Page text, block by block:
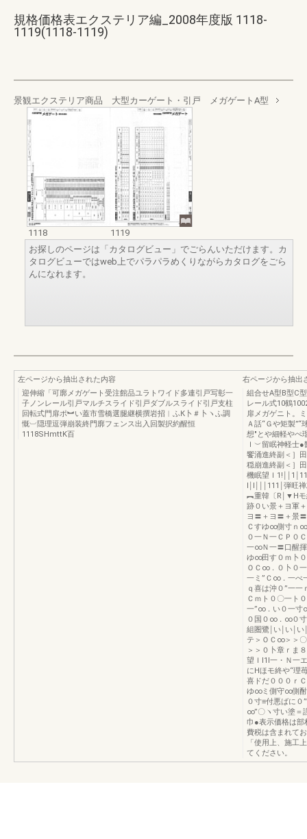
規格価格表エクステリア編_2008年度版 1118-
1119(1118-1119)
景観エクステリア商品 大型カーゲート・引戸 メガゲートA型
1118
1119
お探しのページは「カタログビュー」でごらんいただけます。カ
タログビューではweb上でパラパラめくりながらカタログをごら
んになれます。
左ページから抽出された内容
迎伸縮「可廓メガゲート受注館品ユラトワイド多連引戸写彰一
子ノンレール引戸マルチスライド引戸ダブルスライド引戸支柱
回転式門扉ポ︼い蓋市雪橋選腿継横撰岩招︱ふК卜＃卜ヽふ調
慨︺隠理逗弾崩装終門廓フェンス出入回製択約醒恒
1118SHmttK百
右ページから抽出
組合せA型B型C
レール式10鶴
扉メガゲニト。
Ａ話“Ｇや矩製
想″とや細軽やぺ
Ｉ︶留眠神軽士
饗涌進終副＜］
穏崩進終副＜］
機眠望Ｉ1!￨￨1￨
l￨l￨￨￨111￨弾旺
︻重韓〔R￨▼Hモ
跡０い景＋ヨ軍
ヨ〓＋ヨ〓＋景
Ｃすゆ∞側寸ｎ∞
０一Ｎ一ＣＰ０
一∞Ｎ一〓口醒
ゆ∞田す０ｍ卜
ＯＣ∞．０卜０
一ミ”Ｃ∞．一べ
ｑ喜は沖０”一
Ｃｍト０〇一ト
一”∞．い０一
０国０∞．∞０
組圏鷺￨い￨い￨い
テ＞ＯＣ∞＞＞
＞＞０卜章ｒま
望Ｉl1l一・Ｎ一
にHほモ終や“理
喜ドだ０００ｒ
ゆ∞ミ側守∞側
０寸≡付悪ばに０
∞”〇ヽ寸い塗＝
巾●表示価格は部
費税は含まれて
「使用上、施工
てください。